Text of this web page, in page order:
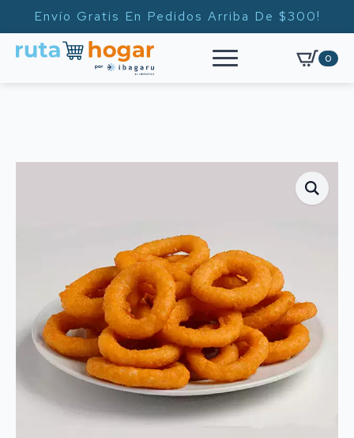
Envío Gratis En Pedidos Arriba De $300!
0